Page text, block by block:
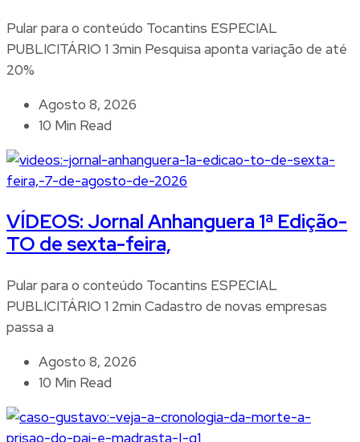
Pular para o conteúdo Tocantins ESPECIAL
PUBLICITÁRIO 1 3min Pesquisa aponta variação de até
20%
Agosto 8, 2026
10 Min Read
VÍDEOS: Jornal Anhanguera 1ª Edição-
TO de sexta-feira,
Pular para o conteúdo Tocantins ESPECIAL
PUBLICITÁRIO 1 2min Cadastro de novas empresas
passa a
Agosto 8, 2026
10 Min Read